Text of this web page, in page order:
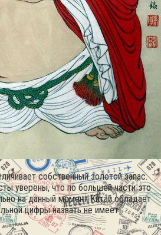
собственный золотой запас.
уверены, что по большей части это
на данный момент Китай обладает
цифры назвать не имеет